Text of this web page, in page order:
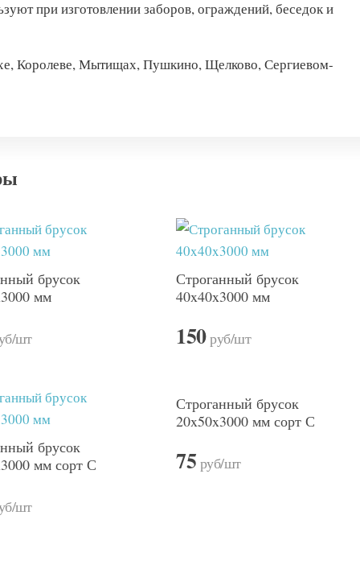
при изготовлении заборов, ограждений, беседок и
Королеве, Мытищах, Пушкино, Щелково, Сергиевом-
брусок
мм
/шт
Строганный брусок
40x40x3000 мм
150руб/шт
брусок
мм сорт С
/шт
Строганный брусок
20x50x3000 мм сорт С
75 руб/шт